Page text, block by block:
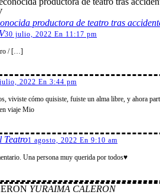
productora de teatro tras
30 julio, 2022 En 11:17 pm
/ […]
2022 En 3:44 pm
viviste cómo quisiste, fuiste un alma libre, y ahora
viaje Mio
Teatro1 agosto, 2022 En 9:10 am
Una persona muy querida por todos♥
YURAIMA CALERON